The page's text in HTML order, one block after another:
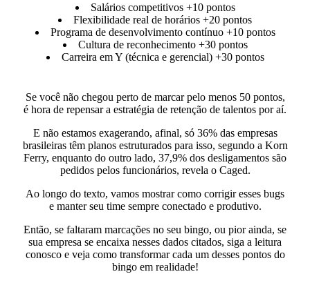
Salários competitivos+10 pontos
Flexibilidade real de horários +20 pontos
Programa de desenvolvimento contínuo +10 pontos
Cultura de reconhecimento +30 pontos
Carreira em Y (técnica e gerencial) +30 pontos
Se você não chegou perto de marcar pelo menos 50 pontos,
é hora de repensar a estratégia de retenção de talentos por aí.
E não estamos exagerando, afinal, só 36% das empresas
brasileiras têm planos estruturados para isso, segundo a Korn
Ferry, enquanto do outro lado, 37,9% dos desligamentos são
pedidos pelos funcionários, revela o Caged.
Ao longo do texto, vamos mostrar como corrigir esses bugs
e manter seu time sempre conectado e produtivo.
Então, se faltaram marcações no seu bingo, ou pior ainda, se
sua empresa se encaixa nesses dados citados, siga a leitura
conosco e veja como transformar cada um desses pontos do
bingo em realidade!